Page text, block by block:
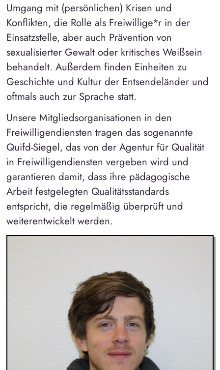
Umgang mit (persönlichen) Krisen und
Konflikten, die Rolle als Freiwillige*r in der
Einsatzstelle, aber auch Prävention von
sexualisierter Gewalt oder kritisches Weißsein
behandelt. Außerdem finden Einheiten zu
Geschichte und Kultur der Entsendeländer und
oftmals auch zur Sprache statt.
Unsere Mitgliedsorganisationen in den
Freiwilligendiensten tragen das sogenannte
Quifd-Siegel, das von der Agentur für Qualität
in Freiwilligendiensten vergeben wird und
garantieren damit, dass ihre pädagogische
Arbeit festgelegten Qualitätsstandards
entspricht, die regelmäßig überprüft und
weiterentwickelt werden.